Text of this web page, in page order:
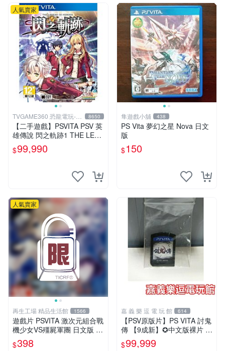
人氣賣家
TVGAME360 恐龍電玩-台
中店
8650
【二手遊戲】PSVITA PSV 英
雄傳說 閃之軌跡1 THE LEG
END OF HEROES 1 I 中文版
台中
$99,990
隼遊戲小舖 438
PS Vita 夢幻之星 Nova 日文
版
$150
人氣賣家
再生工場 精品生活館 1566
遊戲片 PSVITA 激次元組合戰
機少女VS殭屍軍團 日文版 再
生工場 01
$398
嘉 義 樂 逗 電 玩 館 614
【PSV原版片】PS VITA 討鬼
傳 【9成新】✪中文版裸片 中
古二手✪嘉義樂逗電玩館
$99,999